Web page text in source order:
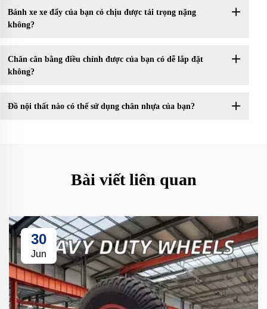
Bánh xe xe đẩy của bạn có chịu được tải trọng nặng
không?
Chân cân bằng điều chỉnh được của bạn có dễ lắp đặt
không?
Đồ nội thất nào có thể sử dụng chân nhựa của bạn?
Bài viết liên quan
30
Jun